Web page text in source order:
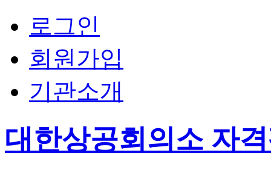
로그인
회원가입
기관소개
대한상공회의소 자